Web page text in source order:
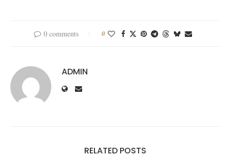
0 comments 0
ADMIN
RELATED POSTS